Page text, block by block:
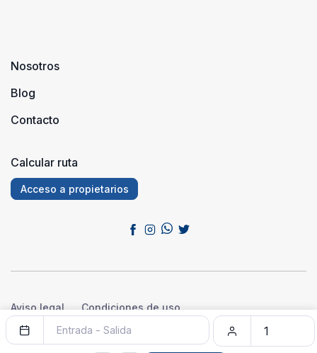
Nosotros
Blog
Contacto
Calcular ruta
Acceso a propietarios
Aviso legal
Condiciones de uso
Política de privacidad